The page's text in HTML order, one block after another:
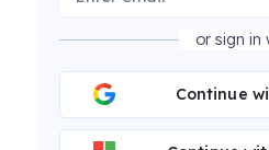
or sign in
Continue